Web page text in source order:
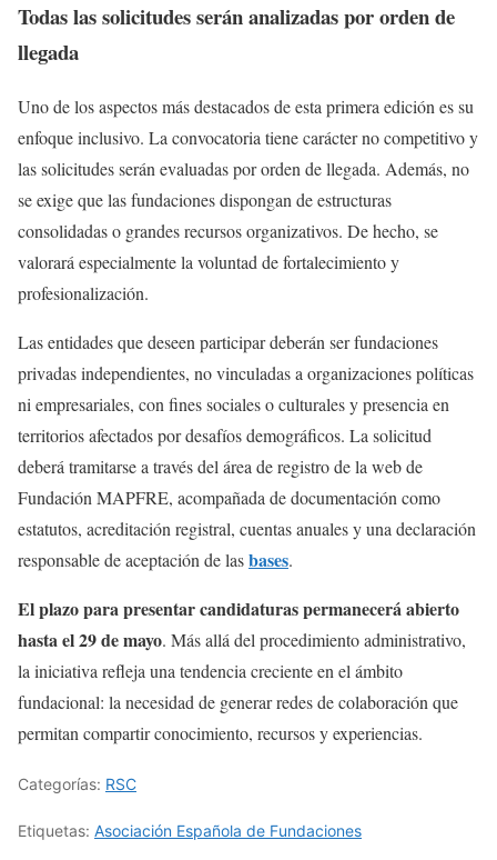
Todas las solicitudes serán analizadas por orden de
llegada
Uno de los aspectos más destacados de esta primera edición es su
enfoque inclusivo. La convocatoria tiene carácter no competitivo y
las solicitudes serán evaluadas por orden de llegada. Además, no
se exige que las fundaciones dispongan de estructuras
consolidadas o grandes recursos organizativos. De hecho, se
valorará especialmente la voluntad de fortalecimiento y
profesionalización.
Las entidades que deseen participar deberán ser fundaciones
privadas independientes, no vinculadas a organizaciones políticas
ni empresariales, con fines sociales o culturales y presencia en
territorios afectados por desafíos demográficos. La solicitud
deberá tramitarse a través del área de registro de la web de
Fundación MAPFRE, acompañada de documentación como
estatutos, acreditación registral, cuentas anuales y una declaración
responsable de aceptación de lasbases.
El plazo para presentar candidaturas permanecerá abierto
hasta el 29 de mayo. Más allá del procedimiento administrativo,
la iniciativa refleja una tendencia creciente en el ámbito
fundacional: la necesidad de generar redes de colaboración que
permitan compartir conocimiento, recursos y experiencias.
Categorías: RSC
Etiquetas: Asociación Española de Fundaciones